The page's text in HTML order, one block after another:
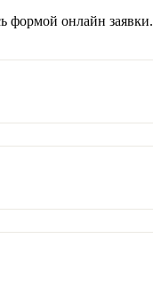
формой онлайн